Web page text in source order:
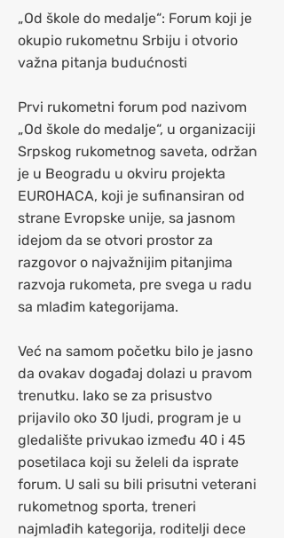
„Od škole do medalje“: Forum koji je
okupio rukometnu Srbiju i otvorio
važna pitanja budućnosti
Prvi rukometni forum pod nazivom
„Od škole do medalje“, u organizaciji
Srpskog rukometnog saveta, održan
je u Beogradu u okviru projekta
EUROHACA, koji je sufinansiran od
strane Evropske unije, sa jasnom
idejom da se otvori prostor za
razgovor o najvažnijim pitanjima
razvoja rukometa, pre svega u radu
sa mlađim kategorijama.
Već na samom početku bilo je jasno
da ovakav događaj dolazi u pravom
trenutku. Iako se za prisustvo
prijavilo oko 30 ljudi, program je u
gledalište privukao između 40 i 45
posetilaca koji su želeli da isprate
forum. U sali su bili prisutni veterani
rukometnog sporta, treneri
najmlađih kategorija, roditelji dece